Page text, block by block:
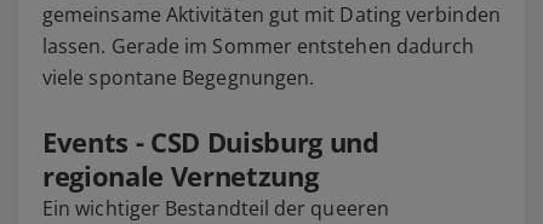
gemeinsame Aktivitäten gut mit Dating verbinden
lassen. Gerade im Sommer entstehen dadurch
viele spontane Begegnungen.
Events - CSD Duisburg und
regionale Vernetzung
Ein wichtiger Bestandteil der queeren